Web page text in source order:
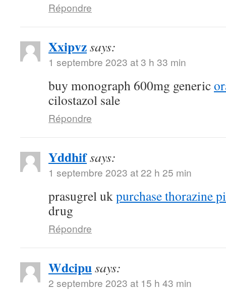
Répondre
Xxipvzsays:
1 septembre 2023 at 3 h 33 min
buy monograph 600mg generic
cilostazol sale
Répondre
Yddhifsays:
1 septembre 2023 at 22 h 25 min
prasugrel ukpurchase thorazine
drug
Répondre
Wdcipusays:
2 septembre 2023 at 15 h 43 min